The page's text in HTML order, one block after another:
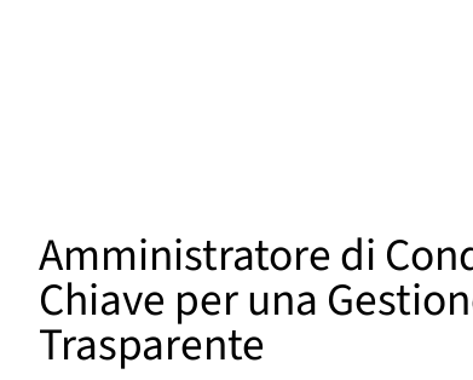
Amministratore di
Chiave per una
Trasparente